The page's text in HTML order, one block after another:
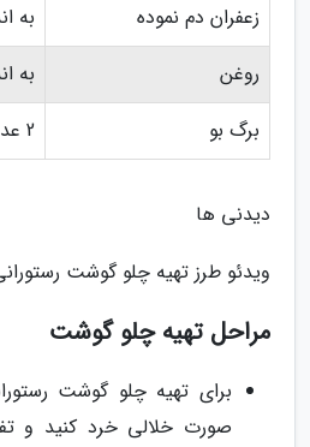
زعفران دم نموده
به
روغن
به
برگ بو
2 عدد
دیدنی ها
ویدئو طرز تهیه چلو گوشت
مراحل تهیه چلو گوشت
برای تهیه چلو گوشت
صورت خلالی خرد کنید و